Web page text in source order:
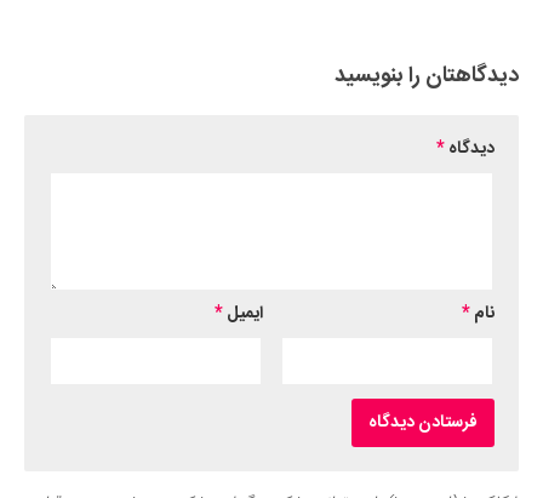
دیدگاهتان را بنویسید
دیدگاه*
نام* ایمیل*